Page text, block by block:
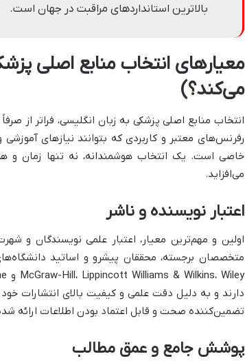
بالاترین استانداردهای مراقبت در جهان است.
معیارهای انتخاب منابع اصلی
می‌کند؟)
انتخاب منابع اصلی پزشکی به زبان انگلیسی، فراتر از
رفرنس‌های معتبر و کاربردی که بتوانند نیازهای
خاصی است. یک انتخاب هوشمندانه، نه تنها زمان و
می‌افزاید.
اعتبار نویسنده و ناشر
اولین و مهم‌ترین معیار، اعتبار علمی نویسندگان و
دارند و به دلیل دقت علمی و کیفیت بالای انتشارات
تضمین‌کننده صحت و قابل اعتماد بودن اطلاعات ارائه
پوشش جامع و عمق مطالب